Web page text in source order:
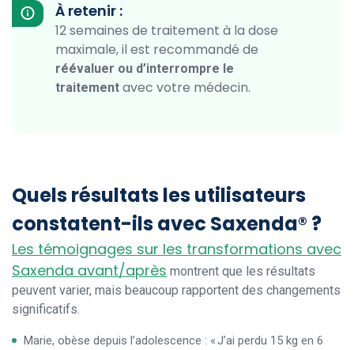
À retenir :
12 semaines de traitement à la dose
maximale, il est recommandé de
réévaluer ou d’interrompre le
traitement avec votre médecin.
Quels résultats les utilisateurs
constatent-ils avec Saxenda® ?
Les témoignages sur les transformations avec
Saxenda avant/après montrent que les résultats
peuvent varier, mais beaucoup rapportent des changements
significatifs.
Marie, obèse depuis l’adolescence : « J’ai perdu 15 kg en 6